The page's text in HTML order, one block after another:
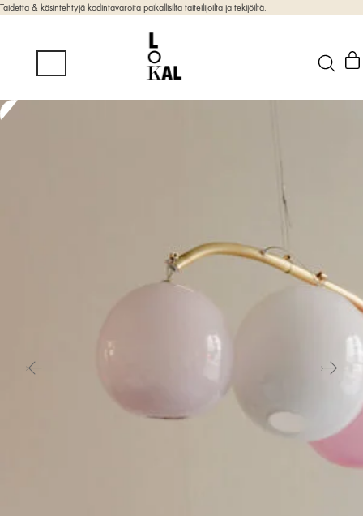
Taidetta & käsintehtyjä kodintavaroita paikallisilta taiteilijoilta ja tekijöiltä.